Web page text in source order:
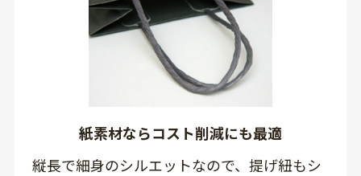
紙素材ならコスト削減にも最適
縦長で細身のシルエットなので、提げ紐もシ